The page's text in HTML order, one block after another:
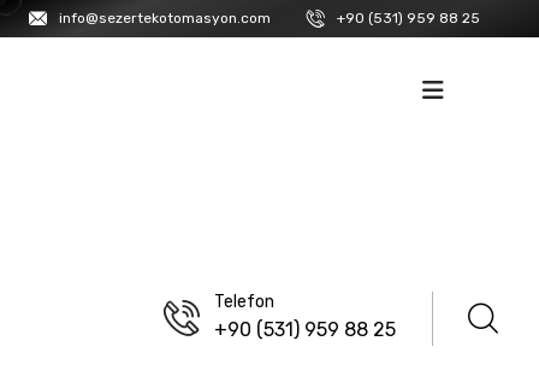
info@sezertekotomasyon.com +90 (531) 959 88 25
Telefon
+90 (531) 959 88 25